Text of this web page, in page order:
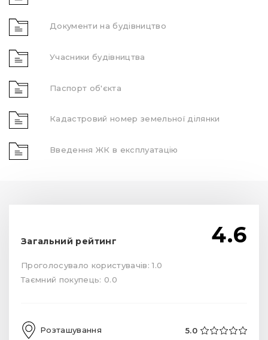
Документи на будівництво
Учасники будівництва
Паспорт об'єкта
Кадастровий номер земельної ділянки
Введення ЖК в експлуатацію
Загальний рейтинг 4.6
Проголосувало користувачів: 1.0
Таємний покупець: 0.0
Розташування 5.0